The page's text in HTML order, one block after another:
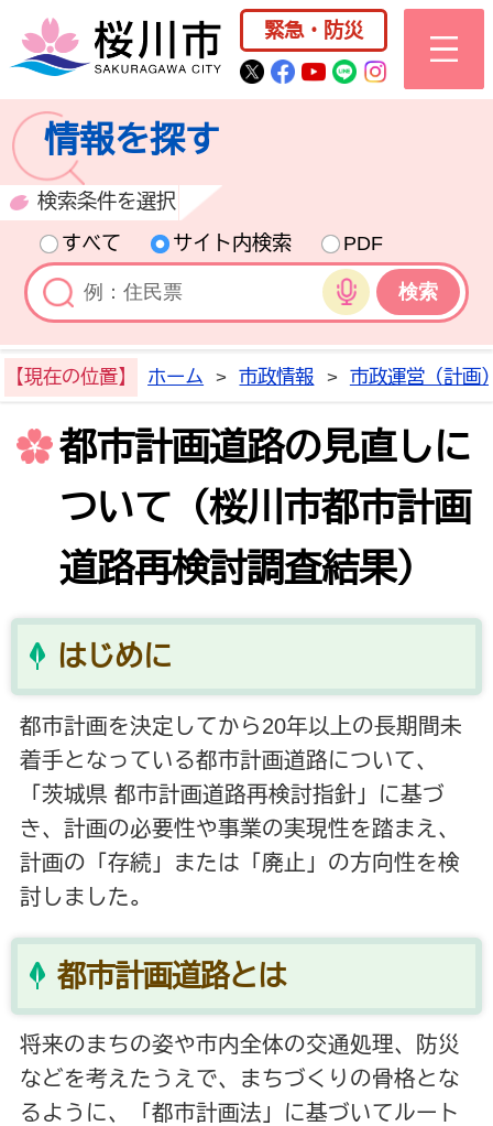
桜川市公式ホー
緊急・防災
桜川市公式Twitter
桜川市公式
桜川市公式
桜川市公式
情報を探す
検索条件を選択
すべて
サイト内検索
PDF
音声検索
【現在の位置】 ホーム > 市政情報 > 市政運営（計画
都市計画道路の見直しに
ついて（桜川市都市計画
道路再検討調査結果）
はじめに
都市計画を決定してから20年以上の長期間未
着手となっている都市計画道路について、
「茨城県 都市計画道路再検討指針」に基づ
き、計画の必要性や事業の実現性を踏まえ、
計画の「存続」または「廃止」の方向性を検
討しました。
都市計画道路とは
将来のまちの姿や市内全体の交通処理、防災
などを考えたうえで、まちづくりの骨格とな
るように、「都市計画法」に基づいてルート